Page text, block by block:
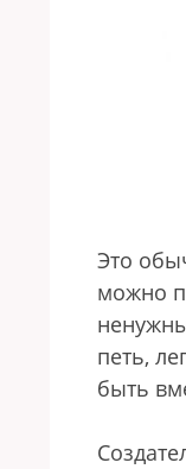
Это
можно
петь,
быть